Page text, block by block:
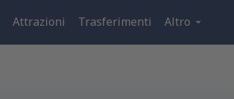
Attrazioni Trasferimenti Altro